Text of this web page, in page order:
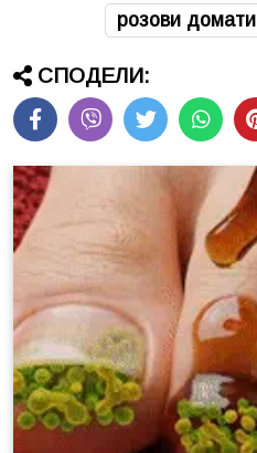
розови домати
СПОДЕЛИ: